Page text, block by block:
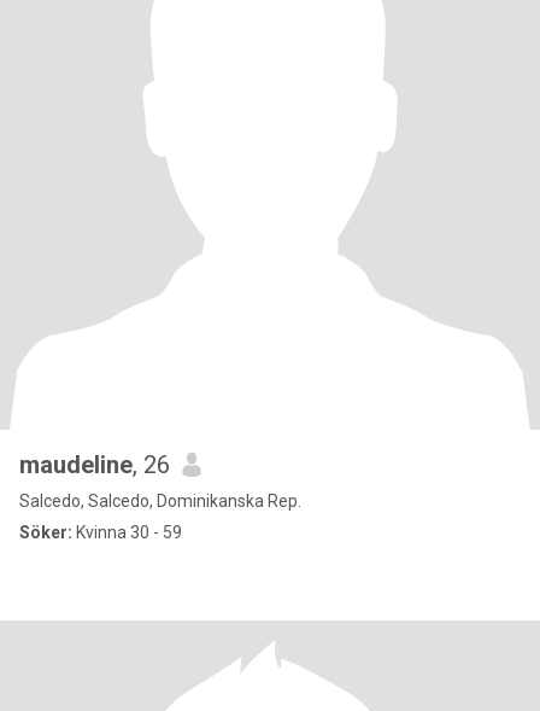
maudeline, 26
Salcedo, Salcedo, Dominikanska Rep.
Söker: Kvinna 30 - 59